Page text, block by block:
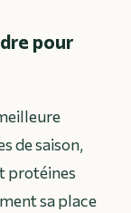
pour
de saison,
protéines
sa place